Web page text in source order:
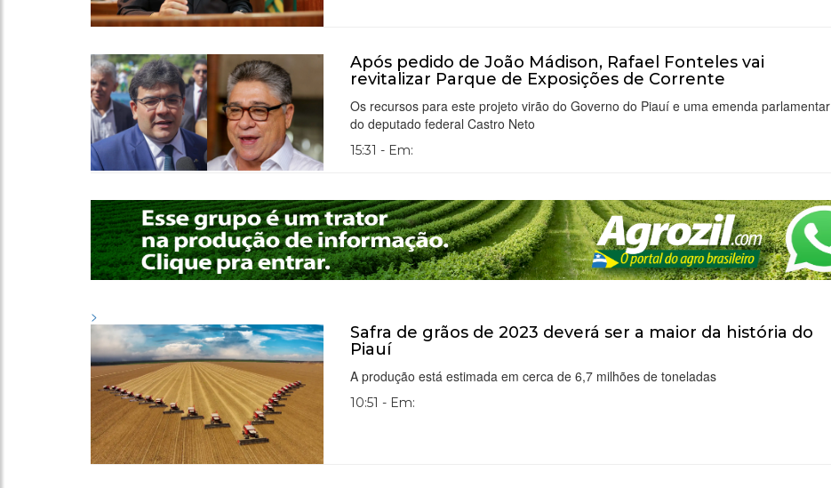
Após pedido de João Mádison, Rafael Fonteles vai
revitalizar Parque de Exposições de Corrente
Os recursos para este projeto virão do Governo do Piauí e uma emenda parlamentar
do deputado federal Castro Neto
15:31 - Em:
>
Safra de grãos de 2023 deverá ser a maior da história do
Piauí
A produção está estimada em cerca de 6,7 milhões de toneladas
10:51 - Em: